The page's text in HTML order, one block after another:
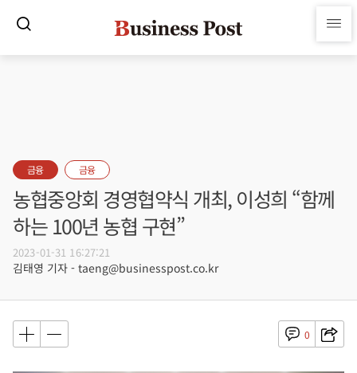
금융 금융
농협중앙회 경영협약식 개최, 이성희 “함께
하는 100년 농협 구현”
2023-01-31 16:27:21
김태영 기자 - taeng@businesspost.co.kr
0